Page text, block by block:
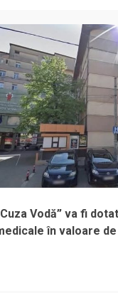
Vodă” va fi
în valoare